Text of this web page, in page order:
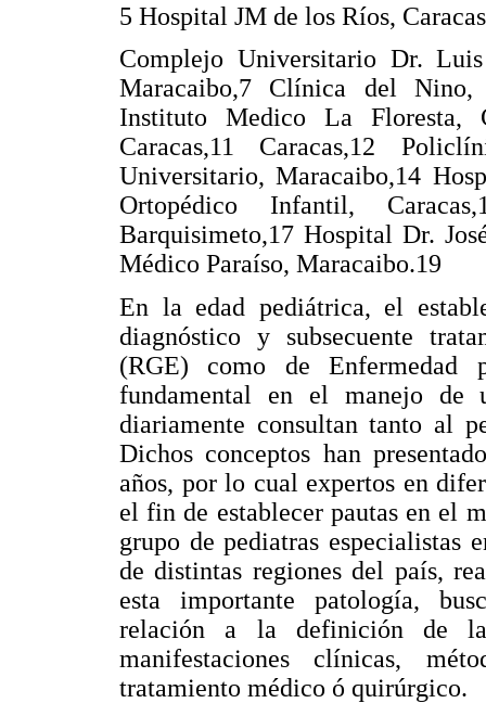
5 Hospital JM de los Ríos,
Complejo Universitario Dr.
Maracaibo,7 Clínica del Nino,
Instituto Medico La Floresta,
Caracas,11 Caracas,12
Universitario, Maracaibo,14
Ortopédico Infantil,
Barquisimeto,17 Hospital Dr.
Médico Paraíso, Maracaibo.19
En la edad pediátrica, el
diagnóstico y subsecuente
(RGE) como de Enfermedad
fundamental en el manejo de
diariamente consultan tanto al
Dichos conceptos han
años, por lo cual expertos en
el fin de establecer pautas en el
grupo de pediatras especialistas
de distintas regiones del país,
esta importante patología,
relación a la definición de la
manifestaciones clínicas,
tratamiento médico ó quirúrgico.